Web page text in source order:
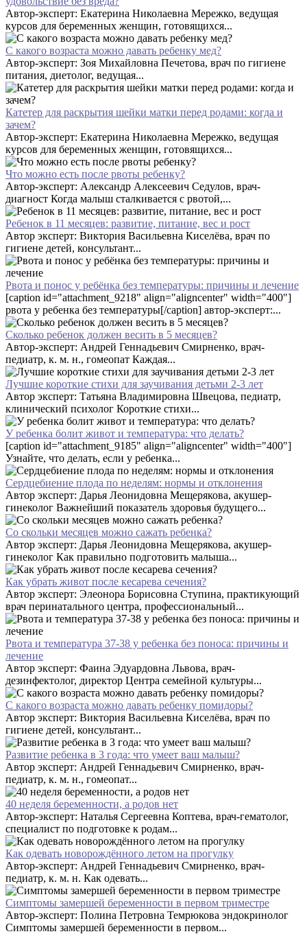
Автор-эксперт: Екатерина Николаевна Мережко, ведущая
курсов для беременных женщин, готовящихся...
С какого возраста можно давать ребенку мед?
Автор-эксперт: Зоя Михайловна Печетова, врач по гигиене
питания, диетолог, ведущая...
Катетер для раскрытия шейки матки перед родами: когда и
зачем?
Автор-эксперт: Екатерина Николаевна Мережко, ведущая
курсов для беременных женщин, готовящихся...
Что можно есть после рвоты ребенку?
Автор-эксперт: Александр Алексеевич Седулов, врач-
диагност Когда малыш сталкивается с рвотой,...
Ребенок в 11 месяцев: развитие, питание, вес и рост
Автор эксперт: Виктория Васильевна Киселёва, врач по
гигиене детей, консультант...
Рвота и понос у ребёнка без температуры: причины и лечение
[caption id="attachment_9218" align="aligncenter" width="400"]
рвота у ребенка без температуры[/caption] автор-эксперт:...
Сколько ребенок должен весить в 5 месяцев?
Автор-эксперт: Андрей Геннадьевич Смирненко, врач-
педиатр, к. м. н., гомеопат Каждая...
Лучшие короткие стихи для заучивания детьми 2-3 лет
Автор эксперт: Татьяна Владимировна Швецова, педиатр,
клинический психолог Короткие стихи...
У ребенка болит живот и температура: что делать?
[caption id="attachment_9185" align="aligncenter" width="400"]
Узнайте, что делать, если у ребенка...
Сердцебиение плода по неделям: нормы и отклонения
Автор эксперт: Дарья Леонидовна Мещерякова, акушер-
гинеколог Важнейший показатель здоровья будущего...
Со скольки месяцев можно сажать ребенка?
Автор эксперт: Дарья Леонидовна Мещерякова, акушер-
гинеколог Как правильно подготовить малыша...
Как убрать живот после кесарева сечения?
Автор эксперт: Элеонора Борисовна Ступина, практикующий
врач перинатального центра, профессиональный...
Рвота и температура 37-38 у ребенка без поноса: причины и
лечение
Автор эксперт: Фаина Эдуардовна Львова, врач-
дезинфектолог, директор Центра семейной культуры...
С какого возраста можно давать ребенку помидоры?
Автор эксперт: Виктория Васильевна Киселёва, врач по
гигиене детей, консультант...
Развитие ребенка в 3 года: что умеет ваш малыш?
Автор эксперт: Андрей Геннадьевич Смирненко, врач-
педиатр, к. м. н., гомеопат...
40 неделя беременности, а родов нет
Автор-эксперт: Наталья Сергеевна Коптева, врач-гематолог,
специалист по подготовке к родам...
Как одевать новорождённого летом на прогулку
Автор-эксперт: Андрей Геннадьевич Смирненко, врач-
педиатр, к. м. н. Как одевать...
Симптомы замершей беременности в первом триместре
Автор-эксперт: Полина Петровна Темрюкова эндокринолог
Симптомы замершей беременности в первом...